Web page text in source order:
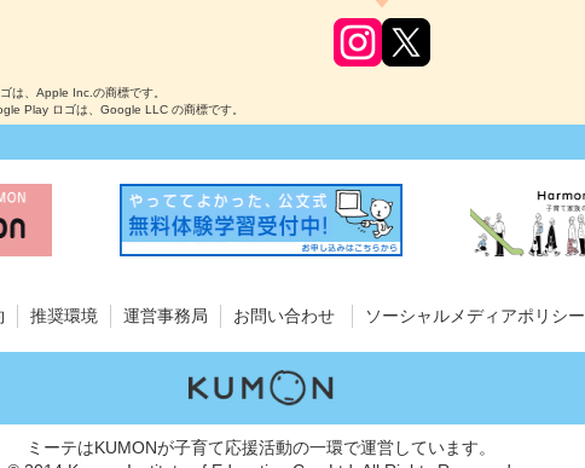
は、Apple Inc.の商標です。
Play ロゴは、Google LLC の商標です。
推奨環境 運営事務局 お問い合わせ ソーシャルメディアポリシー
ミーテはKUMONが子育て応援活動の一環で運営しています。